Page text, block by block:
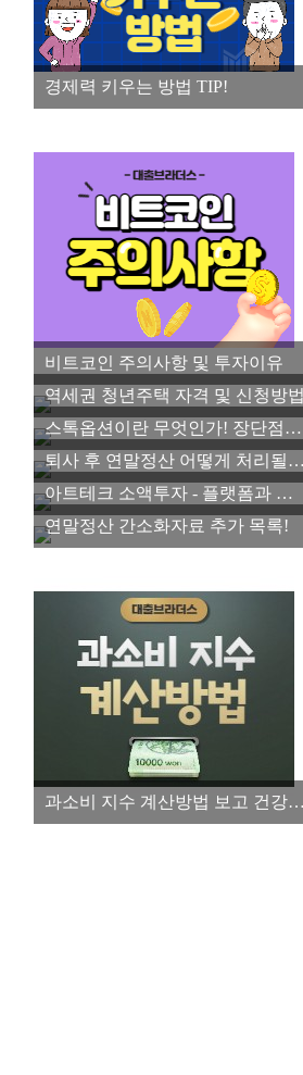
경제력 키우는 방법 TIP!
비트코인 주의사항 및 투자이유
역세권 청년주택 자격 및 신청방
스톡옵션이란 무엇인가! 장단점 파악하기
퇴사 후 연말정산 어떻게
아트테크 소액투자 - 플랫폼과 장단점 알아보자!
연말정산 간소화자료 추가 목록!
과소비 지수 계산방법 보고 건강한